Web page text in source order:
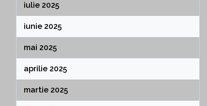
iulie 2025
iunie 2025
mai 2025
aprilie 2025
martie 2025